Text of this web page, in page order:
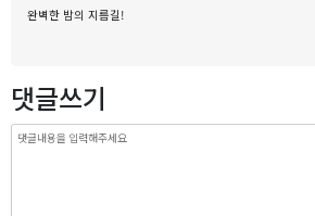
완벽한 밤의 지름길!
댓글쓰기